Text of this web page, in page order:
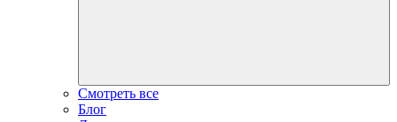
Смотреть все
Блог